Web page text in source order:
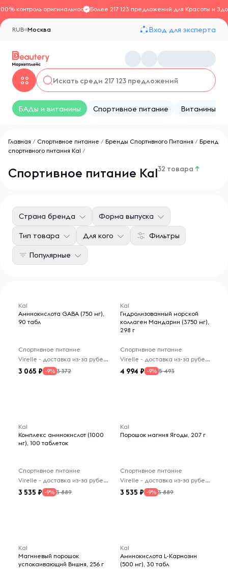
контроль оригинальностиБолее 217 123 предложений для Красоты и
Москва
RUB Вход для эксперта
БАДы и витамины Спортивное питание Витамины
Главная / Спортивное питание / Бренды Спортивного Питания / Бренд
спортивного питания Kal /
Спортивное питание Kal32 товара ↑
Фильтры
Страна бренда Форма выпуска
Тип товара Для кого
Популярные
Kal
Аминокислота GABA (750 мг),
90 табл
Спортивное питание
Virelle - доставка из-за рубежа
3 065 -9% 3 372
Kal
Гидролизованный морской
коллаген Мандарин (3750 мг),
298 г
Спортивное питание
Virelle - доставка из-за рубежа
4 994 -9% 5 493
Kal
Комплекс аминокислот (1000
мг), 100 таблеток
Спортивное питание
Virelle - доставка из-за рубежа
3 535 -9% 3 889
Kal
Порошок магния Ягоды, 207 г
Спортивное питание
Virelle - доставка из-за рубежа
3 535 -9% 3 889
Kal
Магниевый порошок
успокаивающий Вишня, 256 г
Kal
Аминокислота L-Карнозин
(500 мг), 30 табл